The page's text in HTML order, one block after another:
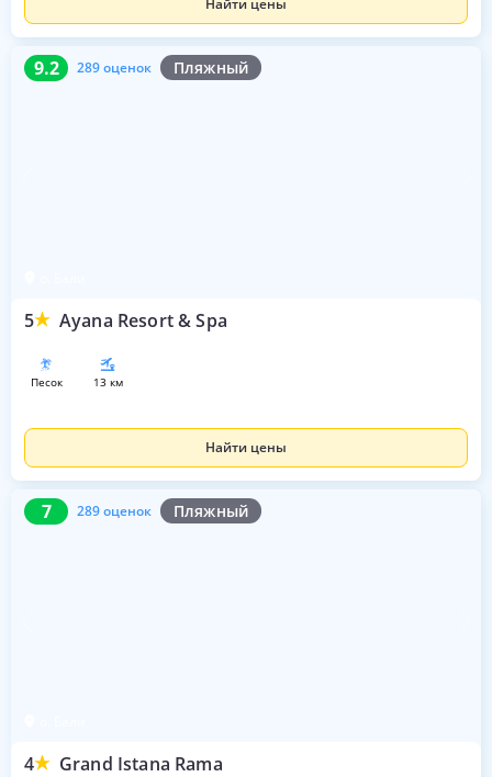
Найти цены
9.2 289 оценок Пляжный
5 Ayana Resort & Spa
9.2 289 оценок
песок 13 км
Найти цены
7 289 оценок Пляжный
4 Grand Istana Rama
7 289 оценок